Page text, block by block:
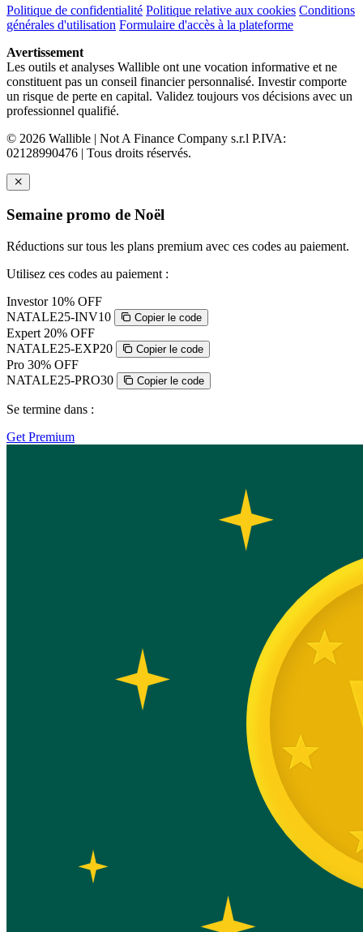
Politique de confidentialité Politique relative aux cookies Conditions
générales d'utilisation Formulaire d'accès à la plateforme
Avertissement
Les outils et analyses Wallible ont une vocation informative et ne
constituent pas un conseil financier personnalisé. Investir comporte
un risque de perte en capital. Validez toujours vos décisions avec un
professionnel qualifié.
© 2026 Wallible | Not A Finance Company s.r.l P.IVA:
02128990476 | Tous droits réservés.
Semaine promo de Noël
Réductions sur tous les plans premium avec ces codes au paiement.
Utilisez ces codes au paiement :
Investor 10% OFF
NATALE25-INV10
Copier le code
Expert 20% OFF
NATALE25-EXP20
Copier le code
Pro 30% OFF
NATALE25-PRO30
Copier le code
Se termine dans :
Get Premium